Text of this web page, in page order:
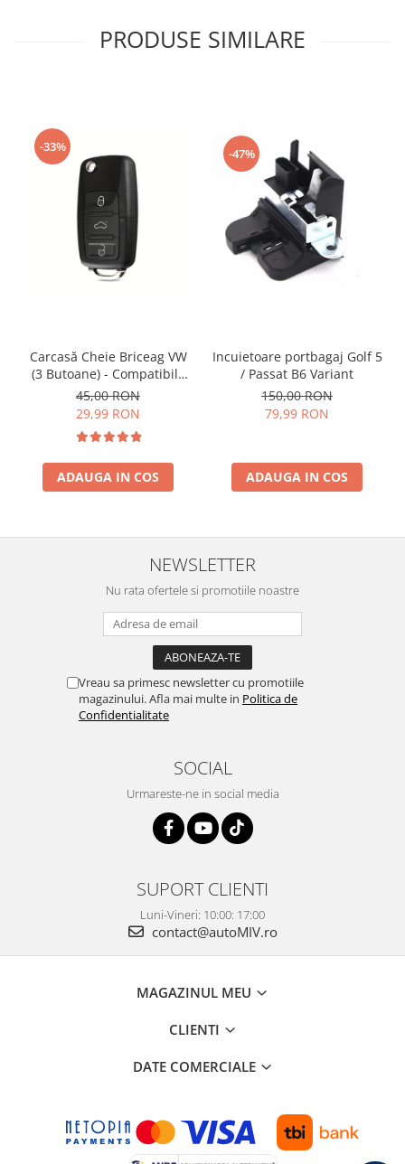
PRODUSE SIMILARE
-33%
Carcasă Cheie Briceag VW
(3 Butoane) - Compatibilă
Golf 5, Jetta, Touran etc
45,00 RON
29,99 RON
ADAUGA IN COS
-47%
Incuietoare portbagaj Golf 5
/ Passat B6 Variant
150,00 RON
79,99 RON
ADAUGA IN COS
NEWSLETTER
Nu rata ofertele si promotiile noastre
Vreau sa primesc newsletter cu promotiile
magazinului. Afla mai multe in Politica de
Confidentialitate
SOCIAL
Urmareste-ne in social media
SUPORT CLIENTI
Luni-Vineri: 10:00: 17:00
contact@autoMIV.ro
MAGAZINUL MEU
CLIENTI
DATE COMERCIALE